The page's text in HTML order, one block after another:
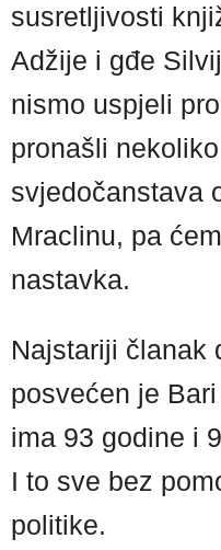
susretljivosti
Adžije i gđe
nismo uspjeli
pronašli
svjedočanstava
Mraclinu, pa
nastavka.
Najstariji članak
posvećen je
ima 93 godine i
I to sve bez
politike.